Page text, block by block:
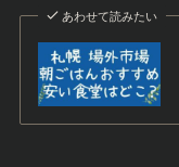
あわせて読みたい